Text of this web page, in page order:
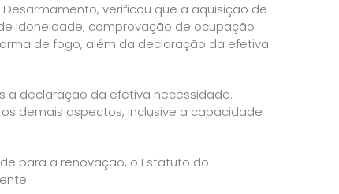
verificou que a aquisição de
idoneidade; comprovação de ocupação
de fogo, além da declaração da efetiva
a declaração da efetiva necessidade.
demais aspectos, inclusive a capacidade
para a renovação, o Estatuto do